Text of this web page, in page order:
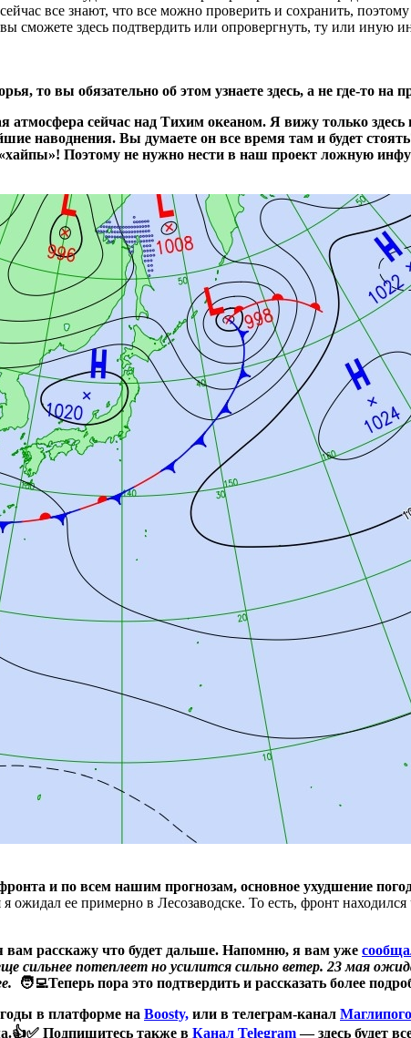
все знают, что все можно проверить и сохранить,
сможете здесь подтвердить или опровергнуть, ту или иную
то вы обязательно об этом узнаете здесь, а не где-то на
атмосфера сейчас над Тихим океаном. Я вижу только
наводнения. Вы думаете он все время там и будет
Поэтому не нужно нести в наш проект ложную
и по всем нашим прогнозам, основное ухудшение
ожидал ее примерно в Лесозаводске. То есть, фронт
вам расскажу что будет дальше. Напомню, я вам уже
сильнее потеплеет но усилится сильно ветер. 23 мая
🧑‍💻Теперь пора это подтвердить и рассказать более
в платформе на Boosty, или в телеграм-канал
Подпишитесь также в Канал Telegram— здесь будет